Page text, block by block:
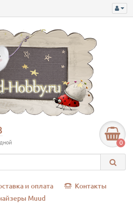
0
и оплата
Контакты
Muud